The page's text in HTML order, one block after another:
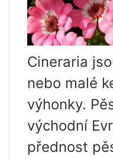
Cineraria
nebo malé
výhonky.
východní
přednost